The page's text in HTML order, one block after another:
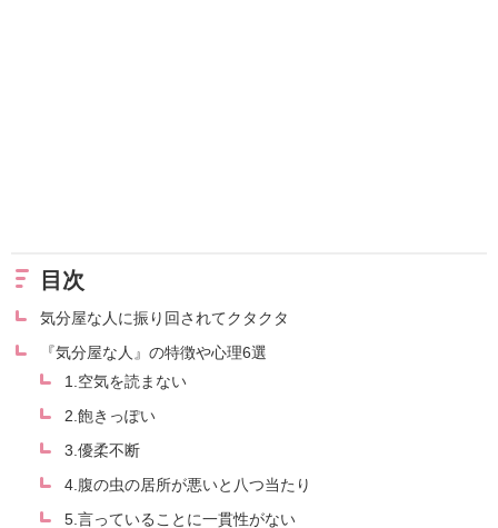
目次
気分屋な人に振り回されてクタクタ
『気分屋な人』の特徴や心理6選
1.空気を読まない
2.飽きっぽい
3.優柔不断
4.腹の虫の居所が悪いと八つ当たり
5.言っていることに一貫性がない